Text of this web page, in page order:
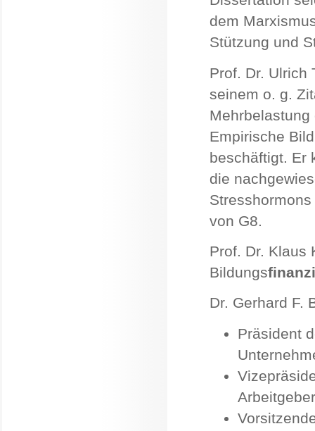
dem
Stützung und
Prof. Dr. Ulrich
seinem o. g.
Mehrbelastung
Empirische
beschäftigt. Er
die
von G8.
Prof. Dr. Klaus
Bildungs
Dr. Gerhard F.
Präsident